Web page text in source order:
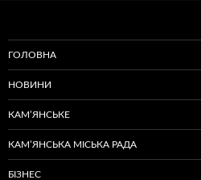
ГОЛОВНА
НОВИНИ
КАМ’ЯНСЬКЕ
КАМ’ЯНСЬКА МІСЬКА РАДА
БІЗНЕС